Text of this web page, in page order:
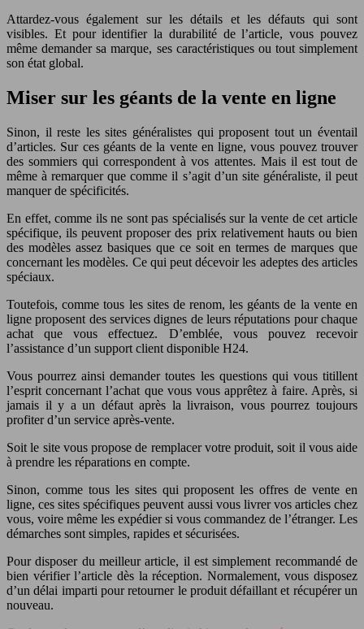
Attardez-vous également sur les détails et les défauts qui sont
visibles. Et pour identifier la durabilité de l’article, vous pouvez
même demander sa marque, ses caractéristiques ou tout simplement
son état global.
Miser sur les géants de la vente en ligne
Sinon, il reste les sites généralistes qui proposent tout un éventail
d’articles. Sur ces géants de la vente en ligne, vous pouvez trouver
des sommiers qui correspondent à vos attentes. Mais il est tout de
même à remarquer que comme il s’agit d’un site généraliste, il peut
manquer de spécificités.
En effet, comme ils ne sont pas spécialisés sur la vente de cet article
spécifique, ils peuvent proposer des prix relativement hauts ou bien
des modèles assez basiques que ce soit en termes de marques que
concernant les modèles. Ce qui peut décevoir les adeptes des articles
spéciaux.
Toutefois, comme tous les sites de renom, les géants de la vente en
ligne proposent des services dignes de leurs réputations pour chaque
achat que vous effectuez. D’emblée, vous pouvez recevoir
l’assistance d’un support client disponible H24.
Vous pourrez ainsi demander toutes les questions qui vous titillent
l’esprit concernant l’achat que vous vous apprêtez à faire. Après, si
jamais il y a un défaut après la livraison, vous pourrez toujours
profiter d’un service après-vente.
Soit le site vous propose de remplacer votre produit, soit il vous aide
à prendre les réparations en compte.
Sinon, comme tous les sites qui proposent les offres de vente en
ligne, ces sites spécifiques peuvent aussi vous livrer vos articles chez
vous, voire même les expédier si vous commandez de l’étranger. Les
démarches sont simples, rapides et sécurisées.
Pour disposer du meilleur article, il est simplement recommandé de
bien vérifier l’article dès la réception. Normalement, vous disposez
d’un délai imparti pour retourner le produit défaillant et récupérer un
nouveau.